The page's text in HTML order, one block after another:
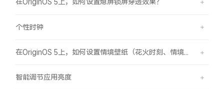
在OriginOS 5上，如何设置熄屏锁屏穿透效果？
个性时钟
智能调节应用亮度